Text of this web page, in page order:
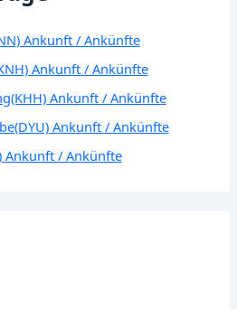
Ankunft / Ankünfte
Ankunft / Ankünfte
Ankunft / Ankünfte
Ankunft / Ankünfte
Ankunft / Ankünfte